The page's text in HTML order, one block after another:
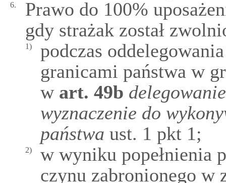
6.
Prawo do 100%
gdy strażak został
1)
podczas
granicami państwa w
wart. 49b
wyznaczenie do
państwa ust. 1 pkt 1;
2)
w wyniku popełnienia
czynu zabronionego w